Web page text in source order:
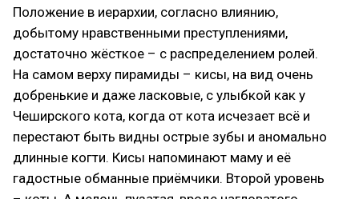
Положение в иерархии, согласно влиянию,
добытому нравственными преступлениями,
достаточно жёсткое – с распределением ролей.
На самом верху пирамиды – кисы, на вид очень
добренькие и даже ласковые, с улыбкой как у
Чеширского кота, когда от кота исчезает всё и
перестают быть видны острые зубы и аномально
длинные когти. Кисы напоминают маму и её
гадостные обманные приёмчики. Второй уровень